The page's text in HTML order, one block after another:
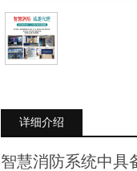
详细介绍
智慧消防系统中具